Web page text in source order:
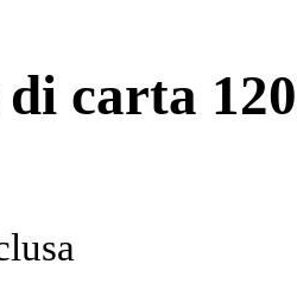
di carta